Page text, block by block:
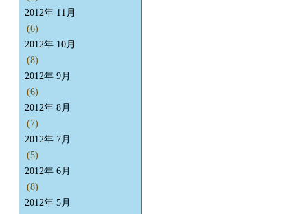
2012年 11月
(6)
2012年 10月
(8)
2012年 9月
(6)
2012年 8月
(7)
2012年 7月
(5)
2012年 6月
(8)
2012年 5月